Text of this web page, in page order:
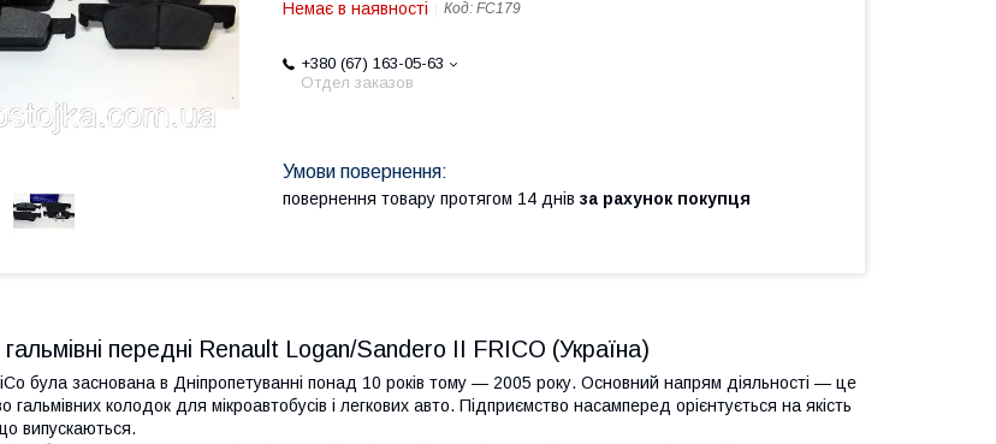
Немає в наявності Код: FC179
+380 (67) 163-05-63
Отдел заказов
повернення товару протягом 14 днів за рахунок покупця
передні Renault Logan/Sandero II FRICO (Україна)
була заснована в Дніпропетуванні понад 10 років тому — 2005 року. Основний напрям діяльності — це
гальмівних колодок для мікроавтобусів і легкових авто. Підприємство насамперед орієнтується на якість
випускаються.